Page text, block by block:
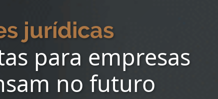
jurídicas
para empresas
no futuro